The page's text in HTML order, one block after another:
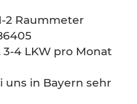
2 Raummeter
4 LKW pro Monat
uns in Bayern sehr